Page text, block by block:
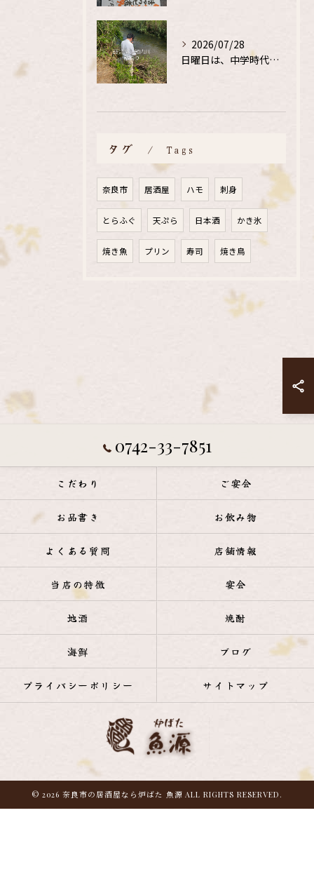
2026/07/28
日曜日は、中学時代の、同級生と鮎釣り
タグ Tags
奈良市 居酒屋 ハモ 刺身
とらふぐ 天ぷら 日本酒 かき氷
焼き魚 プリン 寿司 焼き鳥
0742-33-7851
こだわり ご宴会
お品書き お飲み物
よくある質問 店舗情報
当店の特徴 宴会
地酒 焼酎
海鮮 ブログ
プライバシーポリシー サイトマップ
© 2026 奈良市の居酒屋なら炉ばた 魚源 ALL RIGHTS RESERVED.